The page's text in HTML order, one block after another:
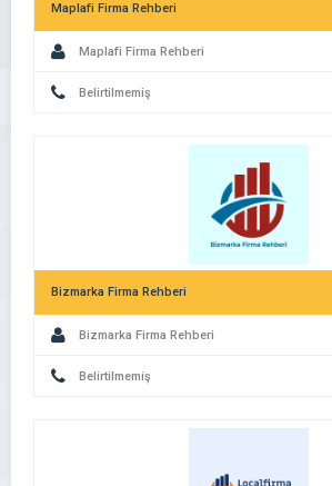
Maplafi Firma Rehberi
Maplafi Firma Rehberi
Belirtilmemiş
Bizmarka Firma Rehberi
Bizmarka Firma Rehberi
Belirtilmemiş